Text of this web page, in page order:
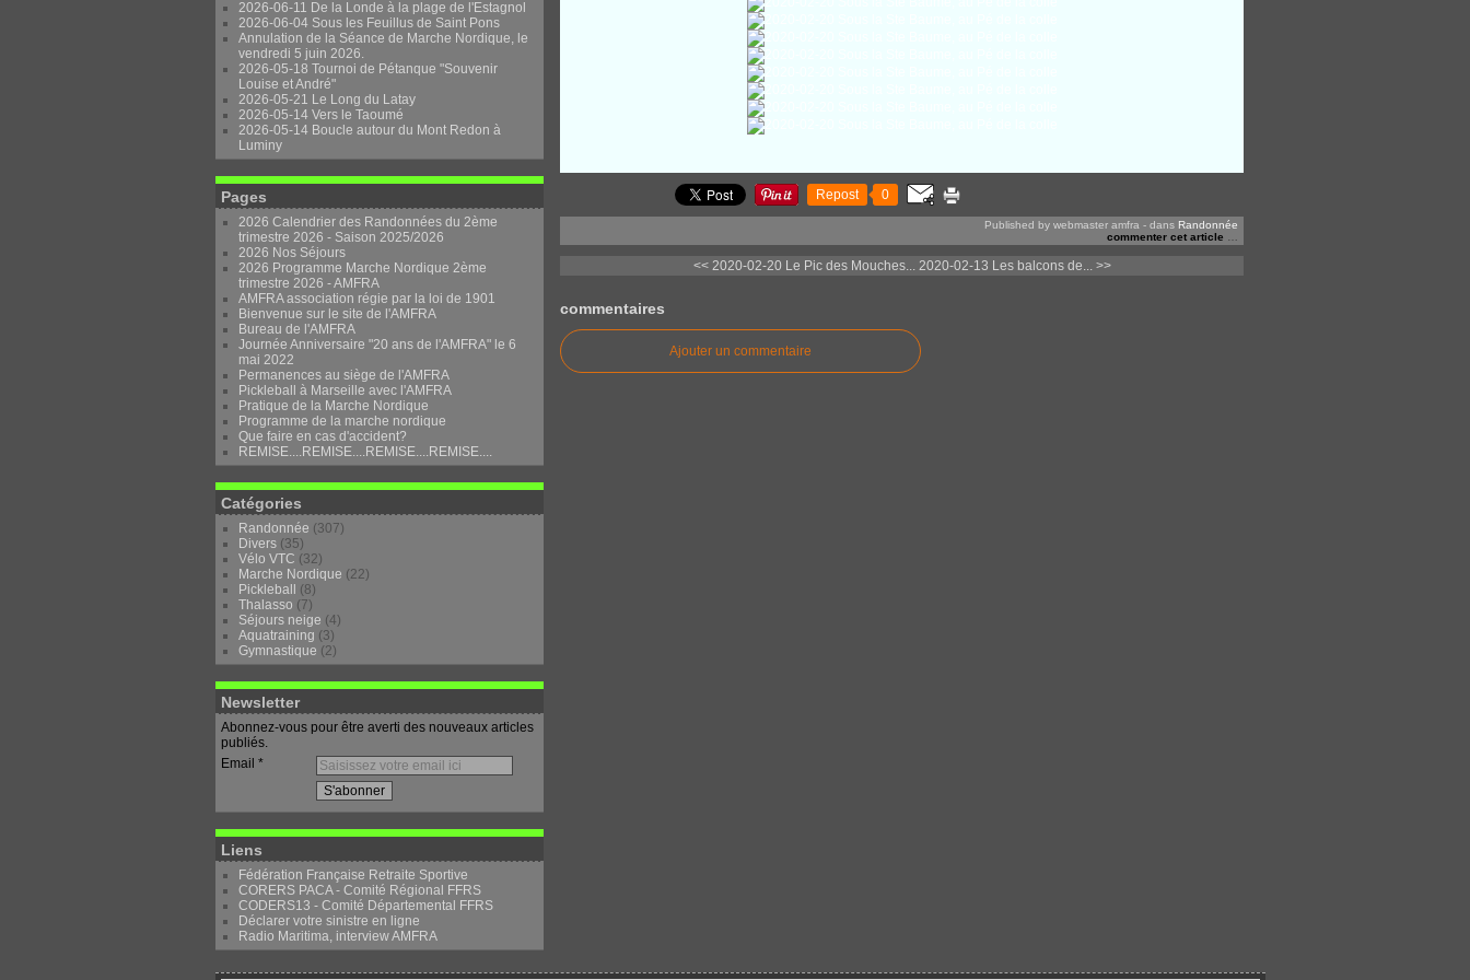
2026-06-11 De la Londe à la plage de l'Estagnol
2026-06-04 Sous les Feuillus de Saint Pons
Annulation de la Séance de Marche Nordique, le
vendredi 5 juin 2026.
2026-05-18 Tournoi de Pétanque "Souvenir
Louise et André"
2026-05-21 Le Long du Latay
2026-05-14 Vers le Taoumé
2026-05-14 Boucle autour du Mont Redon à
Luminy
Pages
2026 Calendrier des Randonnées du 2ème
trimestre 2026 - Saison 2025/2026
2026 Nos Séjours
2026 Programme Marche Nordique 2ème
trimestre 2026 - AMFRA
AMFRA association régie par la loi de 1901
Bienvenue sur le site de l'AMFRA
Bureau de l'AMFRA
Journée Anniversaire "20 ans de l'AMFRA" le 6
mai 2022
Permanences au siège de l'AMFRA
Pickleball à Marseille avec l'AMFRA
Pratique de la Marche Nordique
Programme de la marche nordique
Que faire en cas d'accident?
REMISE....REMISE....REMISE....REMISE....
Catégories
Randonnée (307)
Divers (35)
Vélo VTC (32)
Marche Nordique (22)
Pickleball
(8)
Thalasso (7)
Séjours neige (4)
Aquatraining (3)
Gymnastique (2)
Newsletter
Abonnez-vous pour être averti des nouveaux articles
publiés.
Email
Liens
Fédération Française Retraite Sportive
CORERS PACA - Comité Régional FFRS
CODERS13 - Comité Départemental FFRS
Déclarer votre sinistre en ligne
Radio Maritima, interview AMFRA
Repost 0
Published by webmaster amfra - dans Randonnée
commenter cet article
<< 2020-02-20 Le Pic des Mouches... 2020-02-13 Les balcons de... >>
commentaires
Ajouter un commentaire